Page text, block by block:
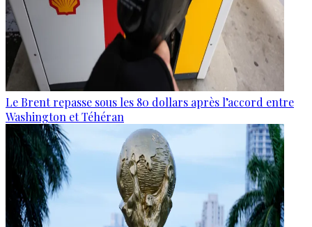
Le Brent repasse sous les 80 dollars après l’accord entre
Washington et Téhéran